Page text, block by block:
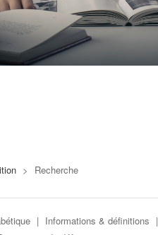
> Recherche
| Informations & définitions |